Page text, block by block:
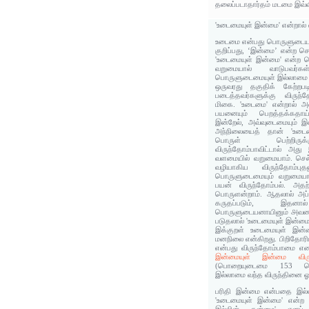
தலைப்படாதார்தம் மடமை
'உடைமையுள் இன்மை'
உடைமை என்பது
குறிப்பது, ‘இன்மை’ என்ற
'உடைமையுள் இன்மை' என்ற
வறுமையால்
பொருளுடைமையுள்
ஒருவரது தகுதிக்
படைத்தவர்களுக்கு
மிகை. 'உடைமை' என்றால்
பயனையும்
இன்றேல், அவ்வுடைமையும்
அந்நிலையைத் தான்
பொருள்
விருந்தோம்பாவிட்டால்
வளமையில் வறுமையாம்.
வழியாகிய
பொருளுடைமையும்
பயன்‌ விருந்தோம்பல்‌.
பொருளன்றாம்‌. ஆதலால்‌
கருதப்படும்‌,
பொருளுடையனாயினும்‌
படுதலால் 'உடைமையுள்
இக்குறள் உடைமையுள்
மனநிலை என்கிறது.
என்பது விருந்தோம்பாமை
இன்மையுள் இன்மை
(பொறையுடைமை 153
இல்லாமை வந்த விருந்தினை
பரிதி இன்மை என்பதை
'உடைமையுள் இன்மை' என்ற